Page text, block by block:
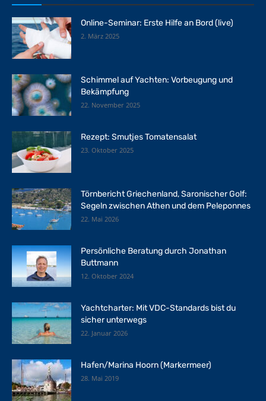
Online-Seminar: Erste Hilfe an Bord (live)
2. März 2025
Schimmel auf Yachten: Vorbeugung und
Bekämpfung
22. November 2025
Rezept: Smutjes Tomatensalat
23. Oktober 2025
Törnbericht Griechenland, Saronischer Golf:
Segeln zwischen Athen und dem Peleponnes
22. Mai 2026
Persönliche Beratung durch Jonathan
Buttmann
12. Oktober 2024
Yachtcharter: Mit VDC-Standards bist du
sicher unterwegs
22. Januar 2026
Hafen/Marina Hoorn (Markermeer)
28. Mai 2019